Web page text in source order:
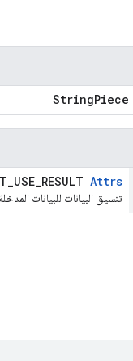
StringPiece
Attrs
تنسيق البيانات للبيانات